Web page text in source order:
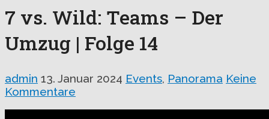
7 vs. Wild: Teams – Der
Umzug | Folge 14
admin 13. Januar 2024 Events, Panorama Keine
Kommentare